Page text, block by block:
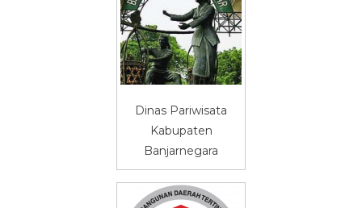
Dinas Pariwisata
Kabupaten
Banjarnegara